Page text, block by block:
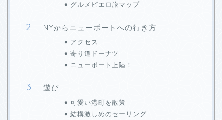
グルメピエロ旅マップ
NYからニューポートへの行き方
アクセス
寄り道ドーナツ
ニューポート上陸！
遊び
可愛い港町を散策
結構激しめのセーリング